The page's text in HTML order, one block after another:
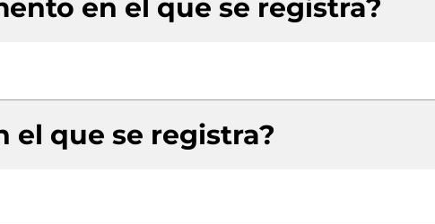
en el que se registra?
el que se registra?